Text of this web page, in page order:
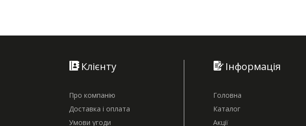
Клієнту
Про компанію
Доставка і оплата
Умови угоди
Інформація
Головна
Каталог
Акції